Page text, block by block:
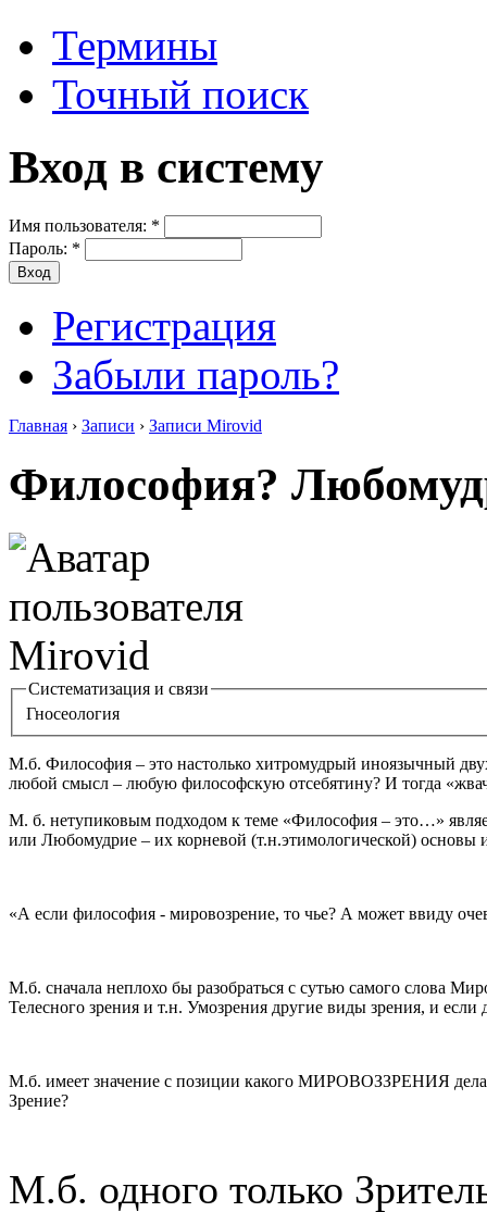
Термины
Точный поиск
Вход в систему
Имя пользователя: *
Пароль: *
Регистрация
Забыли пароль?
Главная › Записи › Записи Mirovid
Философия?
Систематизация и связи
Гносеология
М.б. Философия – это настолько хитромудрый иноязычный
любой смысл – любую философскую отсебятину? И тогда
М. б. нетупиковым подходом к теме «Философия – это…»
или Любомудрие – их корневой (т.н.этимологической) основы
«А если философия - мировозрение, то чье? А может ввиду
М.б. сначала неплохо бы разобраться с сутью самого слова
Телесного зрения и т.н. Умозрения другие виды зрения, и если
М.б. имеет значение с позиции какого МИРОВОЗЗРЕНИЯ
Зрение?
М.б. одного только